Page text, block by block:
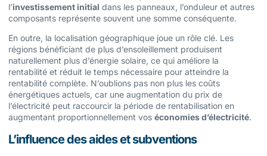
l’investissement initial dans les panneaux, l’onduleur et autres
composants représente souvent une somme conséquente.
En outre, la localisation géographique joue un rôle clé. Les
régions bénéficiant de plus d’ensoleillement produisent
naturellement plus d’énergie solaire, ce qui améliore la
rentabilité et réduit le temps nécessaire pour atteindre la
rentabilité complète. N’oublions pas non plus les coûts
énergétiques actuels, car une augmentation du prix de
l’électricité peut raccourcir la période de rentabilisation en
augmentant proportionnellement vos économies d’électricité.
L’influence des aides et subventions